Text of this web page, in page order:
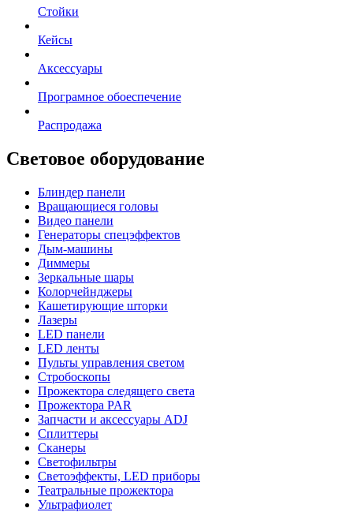
Стойки
Кейсы
Аксессуары
Програмное обоеспечение
Распродажа
Световое оборудование
Блиндер панели
Вращающиеся головы
Видео панели
Генераторы спецэффектов
Дым-машины
Диммеры
Зеркальные шары
Колорчейнджеры
Кашетирующие шторки
Лазеры
LED панели
LED ленты
Пульты управления светом
Стробоскопы
Прожектора следящего света
Прожектора PAR
Запчасти и аксессуары ADJ
Сплиттеры
Сканеры
Светофильтры
Светоэффекты, LED приборы
Театральные прожектора
Ультрафиолет